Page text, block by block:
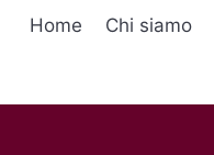
Home Chi siamo